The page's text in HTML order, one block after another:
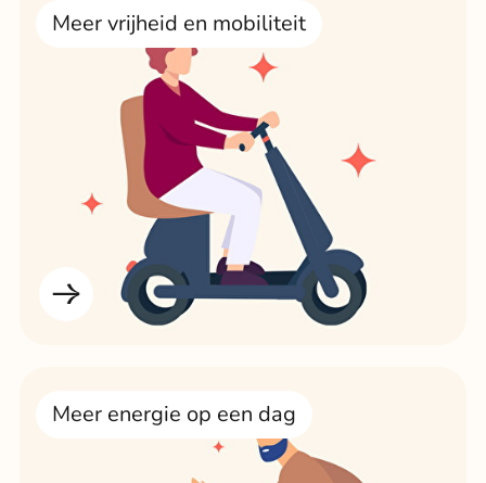
Meer vrijheid en mobiliteit
Meer energie op een dag